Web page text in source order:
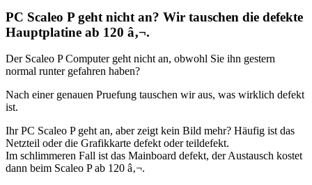
PC Scaleo P geht nicht an? Wir tauschen die defekte
Hauptplatine ab 120 â‚¬.
Der Scaleo P Computer geht nicht an, obwohl Sie ihn gestern
normal runter gefahren haben?
Nach einer genauen Pruefung tauschen wir aus, was wirklich defekt
ist.
Ihr PC Scaleo P geht an, aber zeigt kein Bild mehr? Häufig ist das
Netzteil oder die Grafikkarte defekt oder teildefekt.
Im schlimmeren Fall ist das Mainboard defekt, der Austausch kostet
dann beim Scaleo P ab 120 â‚¬.